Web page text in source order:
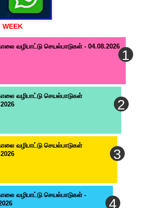
WEEK
வழிபாட்டு செயல்பாடுகள் - 04.08.2026
வழிபாட்டு செயல்பாடுகள்
வழிபாட்டு செயல்பாடுகள்
வழிபாட்டு செயல்பாடுகள் -